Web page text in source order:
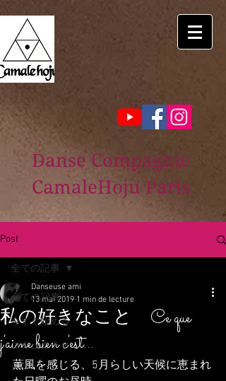
Danse Compagnie
CamaleHoju Paris
Post
全ての記事
今すぐ始める
コミュニティ
全ての記事
私の好きなこと Ce que
j'aime bien c'est...
Danseuse ami
13 mai 2019 1 min de lecture
薫風を感じる、5月らしい天候に恵まれ